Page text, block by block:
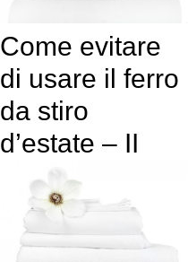
Come evitare
di usare il ferro
da stiro
d’estate – II